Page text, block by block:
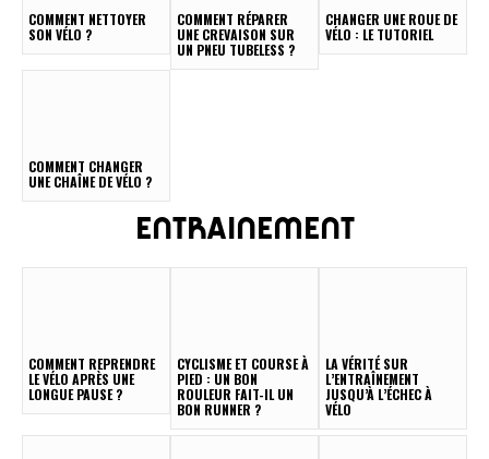
COMMENT NETTOYER
SON VÉLO ?
COMMENT RÉPARER
UNE CREVAISON SUR
UN PNEU TUBELESS ?
CHANGER UNE ROUE DE
VÉLO : LE TUTORIEL
COMMENT CHANGER
UNE CHAÎNE DE VÉLO ?
ENTRAINEMENT
COMMENT REPRENDRE
LE VÉLO APRÈS UNE
LONGUE PAUSE ?
CYCLISME ET COURSE À
PIED : UN BON
ROULEUR FAIT-IL UN
BON RUNNER ?
LA VÉRITÉ SUR
L’ENTRAÎNEMENT
JUSQU’À L’ÉCHEC À
VÉLO